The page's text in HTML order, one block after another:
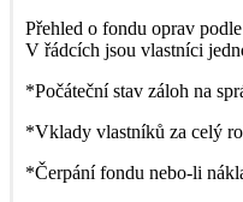
Přehled o fondu oprav
V řádcích jsou vlastníci
*Počáteční stav záloh na
*Vklady vlastníků za celý
*Čerpání fondu nebo-li